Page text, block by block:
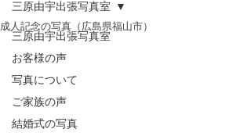
三原由宇出張写真室
お客様の声
写真について
ご家族の声
結婚式の写真
三原由宇出張写真室
成人記念の写真（広島県福山市）